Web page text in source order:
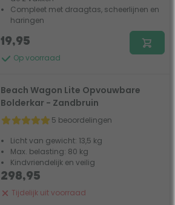
Compleet met draagtas, scheerlijnen en
haringen
Op voorraad
19,95
Beach Wagon Lite Opvouwbare
Bolderkar - Zandbruin
5 beoordelingen
Licht van gewicht: 13,5 kg
Max. belasting: 80 kg
Kindvriendelijk en veilig
Tijdelijk uit voorraad
298,95